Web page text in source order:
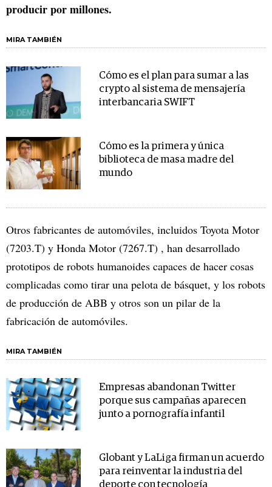
producir por millones.
MIRA TAMBIÉN
Cómo es el plan para sumar a las
crypto al sistema de mensajería
interbancaria SWIFT
Cómo es la primera y única
biblioteca de masa madre del
mundo
Otros fabricantes de automóviles, incluidos Toyota Motor
(7203.T) y Honda Motor (7267.T) , han desarrollado
prototipos de robots humanoides capaces de hacer cosas
complicadas como tirar una pelota de básquet, y los robots
de producción de ABB y otros son un pilar de la
fabricación de automóviles.
MIRA TAMBIÉN
Empresas abandonan Twitter
porque sus campañas aparecen
junto a pornografía infantil
Globant y LaLiga firman un acuerdo
para reinventar la industria del
deporte con tecnología